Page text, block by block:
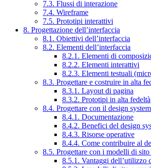
7.3. Flussi di interazione
7.4. Wireframe
7.5. Prototipi interattivi
8. Progettazione dell’interfaccia
8.1. Obiettivi dell’interfaccia
8.2. Elementi dell’interfaccia
8.2.1. Elementi di
8.2.2. Elementi interattivi
8.2.3. Elementi testuali
8.3. Progettare e costruire in alta
8.3.1. Layout di pagina
8.3.2. Prototipi in alta fedeltà
8.4. Progettare con il design
8.4.1. Documentazione
8.4.2. Benefici del design
8.4.3. Risorse operative
8.4.4. Come contribuire al
8.5. Progettare con i modelli di sito
8.5.1. Vantaggi dell’utilizzo